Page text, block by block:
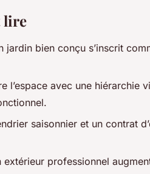
lire
jardin bien conçu s’inscrit
l’espace avec une hiérarchie
saisonnier et un contrat
extérieur professionnel